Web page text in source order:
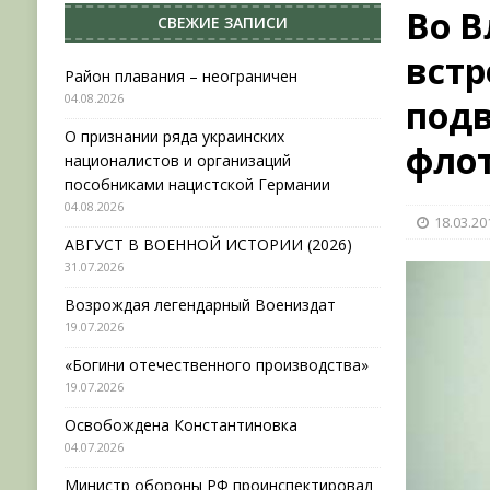
[ 31.07.2026 ] АВГУСТ В ВОЕННОЙ ИСТОРИИ
Возрождая легендарный
[ 04.08.2026 ] Район плавания – неограничен
Во
СВЕЖИЕ ЗАПИСИ
Район плавания – неограничен
04.08.2026
О признании ряда украинских
националистов и организаций
пособниками нацистской Германии
04.08.2026
АВГУСТ В ВОЕННОЙ ИСТОРИИ (2026)
31.07.2026
Возрождая легендарный Воениздат
19.07.2026
«Богини отечественного производства»
19.07.2026
Освобождена Константиновка
04.07.2026
Министр обороны РФ проинспектировал